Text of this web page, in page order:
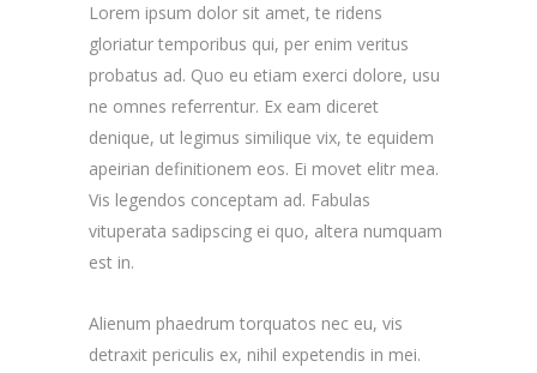
Lorem ipsum dolor sit amet, te ridens
gloriatur temporibus qui, per enim veritus
probatus ad. Quo eu etiam exerci dolore, usu
ne omnes referrentur. Ex eam diceret
denique, ut legimus similique vix, te equidem
apeirian definitionem eos. Ei movet elitr mea.
Vis legendos conceptam ad. Fabulas
vituperata sadipscing ei quo, altera numquam
est in.
Alienum phaedrum torquatos nec eu, vis
detraxit periculis ex, nihil expetendis in mei.